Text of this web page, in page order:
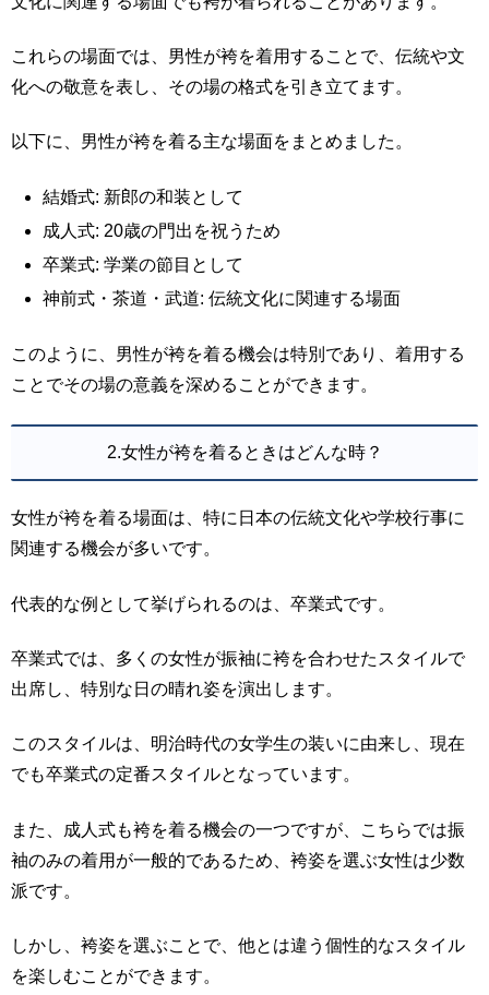
これらの場面では、男性が袴を着用することで、伝統や文
化への敬意を表し、その場の格式を引き立てます。
以下に、男性が袴を着る主な場面をまとめました。
結婚式: 新郎の和装として
成人式: 20歳の門出を祝うため
卒業式: 学業の節目として
神前式・茶道・武道: 伝統文化に関連する場面
このように、男性が袴を着る機会は特別であり、着用する
ことでその場の意義を深めることができます。
2.女性が袴を着るときはどんな時？
女性が袴を着る場面は、特に日本の伝統文化や学校行事に
関連する機会が多いです。
代表的な例として挙げられるのは、卒業式です。
卒業式では、多くの女性が振袖に袴を合わせたスタイルで
出席し、特別な日の晴れ姿を演出します。
このスタイルは、明治時代の女学生の装いに由来し、現在
でも卒業式の定番スタイルとなっています。
また、成人式も袴を着る機会の一つですが、こちらでは振
袖のみの着用が一般的であるため、袴姿を選ぶ女性は少数
派です。
しかし、袴姿を選ぶことで、他とは違う個性的なスタイル
を楽しむことができます。